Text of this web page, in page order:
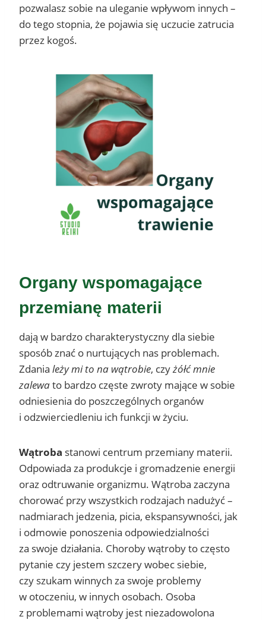
pozwalasz sobie na uleganie wpływom innych –
do tego stopnia, że pojawia się uczucie zatrucia
przez kogoś.
Organy wspomagające
przemianę materii
dają w bardzo charakterystyczny dla siebie
sposób znać o nurtujących nas problemach.
Zdania leży mi to na wątrobie, czyżółć mnie
zalewato bardzo częste zwroty mające w sobie
odniesienia do poszczególnych organów
i odzwierciedleniu ich funkcji w życiu.
Wątroba stanowi centrum przemiany materii.
Odpowiada za produkcje i gromadzenie energii
oraz odtruwanie organizmu. Wątroba zaczyna
chorować przy wszystkich rodzajach nadużyć –
nadmiarach jedzenia, picia, ekspansywności, jak
i odmowie ponoszenia odpowiedzialności
za swoje działania. Choroby wątroby to często
pytanie czy jestem szczery wobec siebie,
czy szukam winnych za swoje problemy
w otoczeniu, w innych osobach. Osoba
z problemami wątroby jest niezadowolona